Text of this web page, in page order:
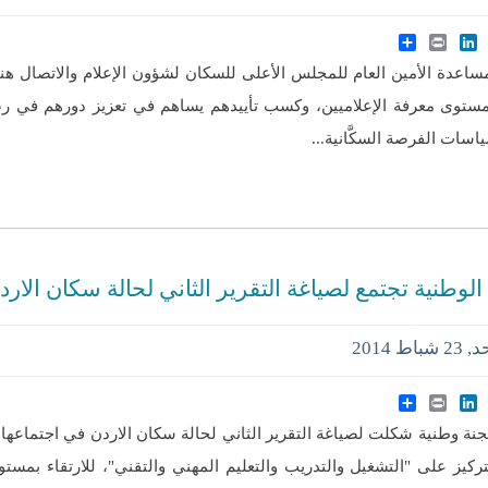
LinkedIn
Print
Share
الأمين العام للمجلس الأعلى للسكان لشؤون الإعلام والاتصال
معرفة الإعلاميين، وكسب تأييدهم يساهم في تعزيز دورهم في
الفرصة السكَّانية...
الوطنية تجتمع لصياغة التقرير الثاني لحالة سكان
2014
LinkedIn
Print
Share
وطنية شكلت لصياغة التقرير الثاني لحالة سكان الاردن في اجتماعها
على "التشغيل والتدريب والتعليم المهني والتقني"، للارتقاء